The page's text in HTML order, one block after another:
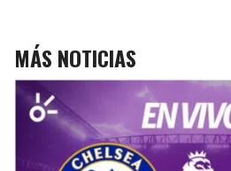
MÁS NOTICIAS